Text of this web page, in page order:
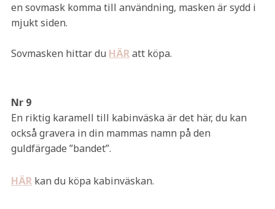
en sovmask komma till användning, masken är sydd i
mjukt siden.
Sovmasken hittar du HÄRatt köpa.
Nr 9
En riktig karamell till kabinväska är det här, du kan
också gravera in din mammas namn på den
guldfärgade ”bandet”.
HÄRkan du köpa kabinväskan.